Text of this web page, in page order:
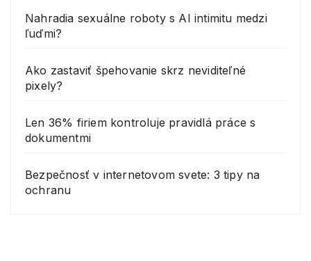
Nahradia sexuálne roboty s AI intimitu medzi
ľuďmi?
Ako zastaviť špehovanie skrz neviditeľné
pixely?
Len 36% firiem kontroluje pravidlá práce s
dokumentmi
Bezpečnosť v internetovom svete: 3 tipy na
ochranu